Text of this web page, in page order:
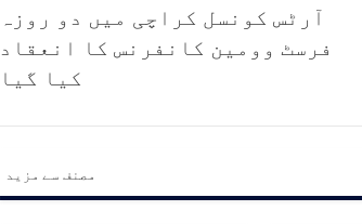
آرٹس کونسل کراچی میں دو روزہ
فرسٹ وومین کانفرنس کا انعقاد
کیا گیا
مصنف سے مزید